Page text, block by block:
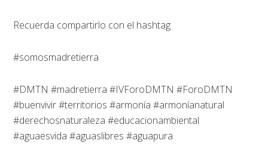
Recuerda compartirlo con el hashtag
#somosmadretierra
#DMTN #madretierra #IVForoDMTN #ForoDMTN
#buenvivir #territorios #armonía #armoníanatural
#derechosnaturaleza #educacionambiental
#aguaesvida #aguaslibres #aguapura